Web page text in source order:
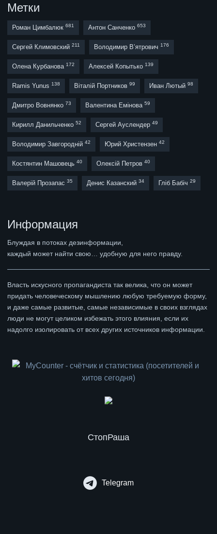
Метки
Роман Цимбалюк 681 Антон Санченко 653
Сергей Климовский 211 Володимир В’ятрович 176
Олена Курбанова 172 Алексей Копытько 139
Ramis Yunus 138 Віталій Портников 99 Иван Лютый 98
Дмитро Вовнянко 73 Валентина Емінова 59
Кирилл Данильченко 52 Сергей Ауслендер 49
Володимир Завгородній 42 Юрий Христензен 42
Костянтин Машовець 40 Олексій Петров 40
Валерій Прозапас 35 Денис Казанский 34 Гліб Бабіч 29
Информация
Блуждая в потоках дезинформации,
каждый может найти свою… удобную для него правду.
Власть искусного пропагандиста так велика, что он может
придать человеческому мышлению любую требуемую форму,
и даже самые развитые, самые независимые в своих взглядах
люди не могут целиком избежать этого влияния, если их
надолго изолировать от всех других источников информации.
СтопРаша
Telegram